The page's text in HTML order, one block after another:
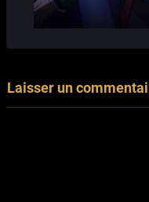
Laisser un